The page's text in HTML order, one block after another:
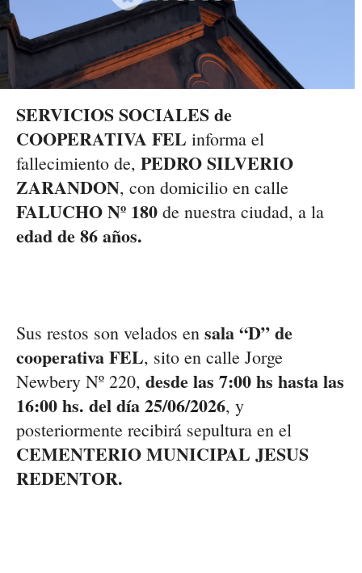
SERVICIOS SOCIALES de
COOPERATIVA FEL informa el
fallecimiento de, PEDRO SILVERIO
ZARANDON, con domicilio en calle
FALUCHO Nº 180 de nuestra ciudad, a la
edad de 86 años.
Sus restos son velados en sala “D” de
cooperativa FEL, sito en calle Jorge
Newbery Nº 220, desde las 7:00 hs hasta las
16:00 hs. del día 25/06/2026, y
posteriormente recibirá sepultura en el
CEMENTERIO MUNICIPAL JESUS
REDENTOR.